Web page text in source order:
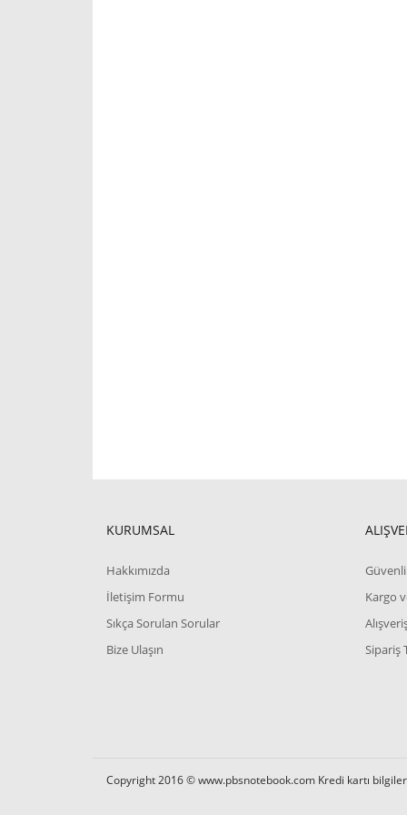
KURUMSAL
Hakkımızda
İletişim Formu
Sıkça Sorulan Sorular
Bize Ulaşın
Güvenli
Kargo
Sipariş
Copyright 2016 © www.pbsnotebook.com Kredi kartı